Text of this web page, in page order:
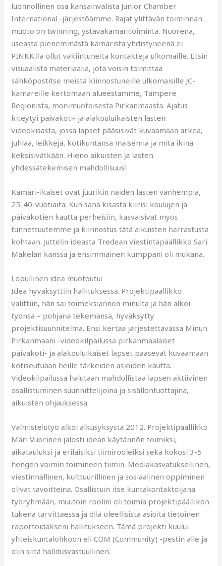
luonnollinen osa kansainvälistä Junior Chamber
International -järjestöämme. Rajat ylittävän toiminnan
muoto on twinning, ystäväkamaritoiminta. Nuorena,
useasta pienemmästä kamarista yhdistyneenä ei
PINKK:llä ollut vakiintuneita kontakteja ulkomaille. Etsin
visuaalista materiaalia, jota voisin toimittaa
sähköpostitse meistä kiinnostuneille ulkomaisille JC-
kamareille kertomaan alueestamme, Tampere
Regionista, monimuotoisesta Pirkanmaasta. Ajatus
kiteytyi päiväkoti- ja alakouluikäisten lasten
videokisasta, jossa lapset pääsisivät kuvaamaan arkea,
juhlaa, leikkejä, kotikuntansa maisemia ja mitä ikinä
keksisivätkään. Hieno aikuisten ja lasten
yhdessätekemisen mahdollisuus!
Kamari-ikäiset ovat juurikin näiden lasten vanhempia,
25-40-vuotiaita. Kun sana kisasta kiirisi koulujen ja
päiväkotien kautta perheisiin, kasvaisivat myös
tunnettuutemme ja kiinnostus tätä aikuisten harrastusta
kohtaan. Juttelin ideasta Tredean viestintäpäällikkö Sari
Mäkelän kanssa ja ensimmäinen kumppani oli mukana.
Lopullinen idea muotoutui
Idea hyväksyttiin hallituksessa. Projektipäällikkö
valittiin, hän sai toimeksiannon minulta ja hän alkoi
työnsä – pohjana tekemänsä, hyväksytty
projektisuunnitelma. Ensi kertaa järjestettävässä Minun
Pirkanmaani -videokilpailussa pirkanmaalaiset
päiväkoti- ja alakouluikäiset lapset pääsevät kuvaamaan
kotiseutuaan heille tärkeiden asioiden kautta.
Videokilpailussa halutaan mahdollistaa lapsen aktiivinen
osallistuminen suunnittelijoina ja sisällöntuottajina,
aikuisten ohjauksessa.
Valmistelutyö alkoi alkusyksystä 2012. Projektipäällikkö
Mari Vuorinen jalosti idean käytännön toimiksi,
aikatauluksi ja erilaisiksi tiimirooleiksi sekä kokosi 3-5
hengen voimin toimineen tiimin. Mediakasvatuksellinen,
viestinnällinen, kulttuurillinen ja sosiaalinen oppiminen
olivat tavoitteina. Osallistuin itse kuntakontaktoijana
työryhmään, muutoin roolini oli toimia projektipäällikön
tukena tarvittaessa ja olla oleellisista asioita tietoinen
raportoidakseni hallitukseen. Tämä projekti kuului
yhteiskuntalohkoon eli COM (Community) -pestin alle ja
olin siitä hallitusvastuullinen.